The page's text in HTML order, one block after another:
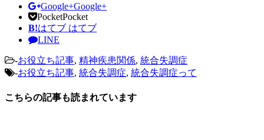
Google+Google+
PocketPocket
B!はてブ はてブ
LINE
-お役立ち記事, 精神疾患関係, 統合失調症
-お役立ち記事, 統合失調症, 統合失調症って
こちらの記事も読まれています